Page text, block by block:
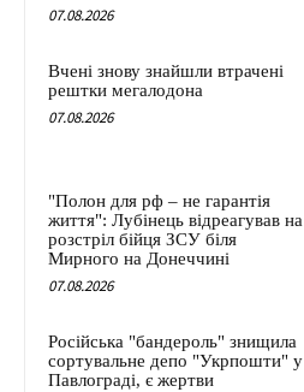
07.08.2026
Вчені знову знайшли втрачені
рештки мегалодона
07.08.2026
"Полон для рф – не гарантія
життя": Лубінець відреагував на
розстріл бійця ЗСУ біля
Мирного на Донеччині
07.08.2026
Російська "бандероль" знищила
сортувальне депо "Укрпошти" у
Павлограді, є жертви